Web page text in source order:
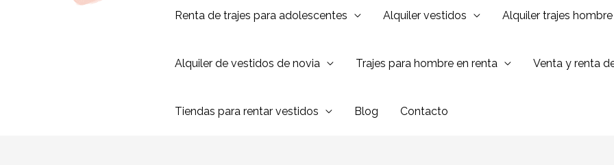
Renta de trajes para adolescentes Alquiler vestidos Alquiler trajes hombre
Alquiler de vestidos de novia Trajes para hombre en renta Venta y renta
Tiendas para rentar vestidos Blog Contacto